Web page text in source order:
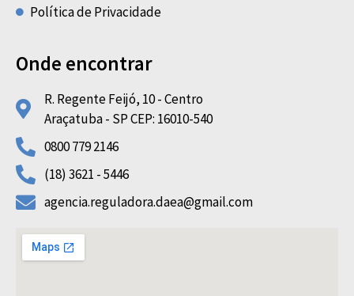
Política de Privacidade
Onde encontrar
R. Regente Feijó, 10 - Centro
Araçatuba - SP CEP: 16010-540
0800 779 2146
(18) 3621 - 5446
agencia.reguladora.daea@gmail.com